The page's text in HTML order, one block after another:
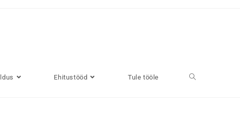
Ehitustööd Tule tööle